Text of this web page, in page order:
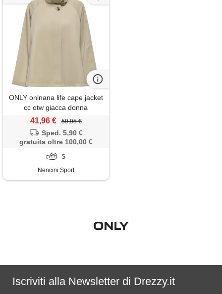
ONLY onlnana life cape jacket
cc otw giacca donna
41,96 € 59,95 €
Sped. 5,90 €
gratuita oltre 100,00 €
S
Nencini Sport
Iscriviti alla Newsletter di Drezzy.it